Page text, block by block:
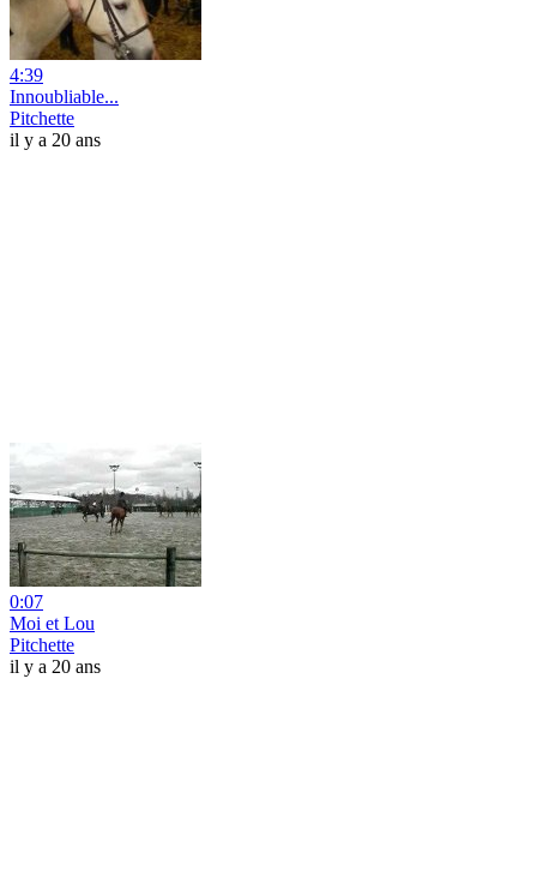
4:39
Innoubliable...
Pitchette
il y a 20 ans
0:07
Moi et Lou
Pitchette
il y a 20 ans